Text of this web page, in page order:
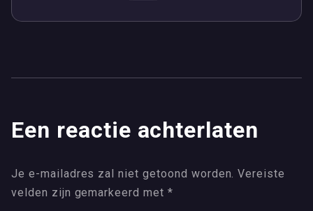
Een reactie achterlaten
Je e-mailadres zal niet getoond worden. Vereiste
velden zijn gemarkeerd met *